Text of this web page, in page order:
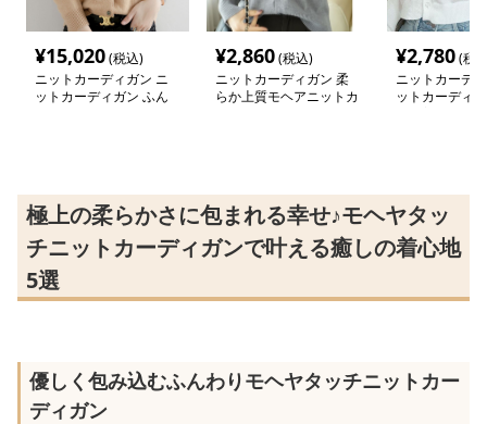
¥15,020(税込)
ニットカーディガン ニ
ットカーディガン ふん
¥2,860(税込)
ニットカーディガン 柔
らか上質モヘアニットカ
¥2,780(税
ニットカーデ
ットカーディ
極上の柔らかさに包まれる幸せ♪モヘヤタッ
チニットカーディガンで叶える癒しの着心地
5選
優しく包み込むふんわりモヘヤタッチニットカー
ディガン